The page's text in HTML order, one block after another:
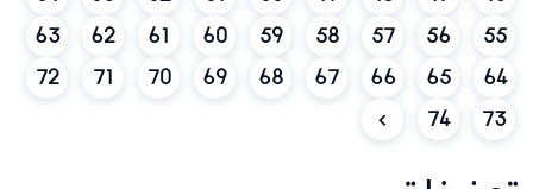
55
56
57
58
59
60
61
62
63
64
65
66
67
68
69
70
71
72
73
74